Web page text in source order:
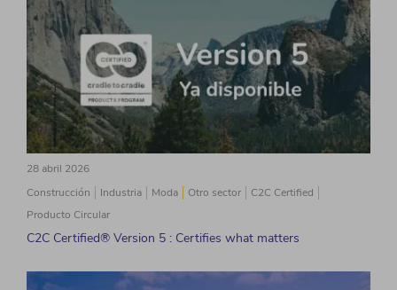
28 abril 2026
Construcción
Industria Moda Otro sector
C2C Certified
Producto Circular
C2C Certified® Version 5 : Certifies what matters